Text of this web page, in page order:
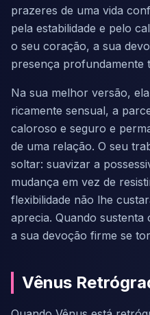
prazeres de uma vida
pela estabilidade e pelo
o seu coração, a sua
presença profundamente
Na sua melhor versão,
ricamente sensual, a
caloroso e seguro e
de uma relação. O seu
soltar: suavizar a
mudança em vez de
flexibilidade não lhe
aprecia. Quando
a sua devoção firme se
Vênus